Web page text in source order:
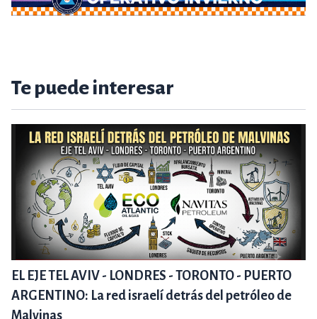
Te puede interesar
EL EJE TEL AVIV - LONDRES - TORONTO - PUERTO
ARGENTINO: La red israelí detrás del petróleo de
Malvinas